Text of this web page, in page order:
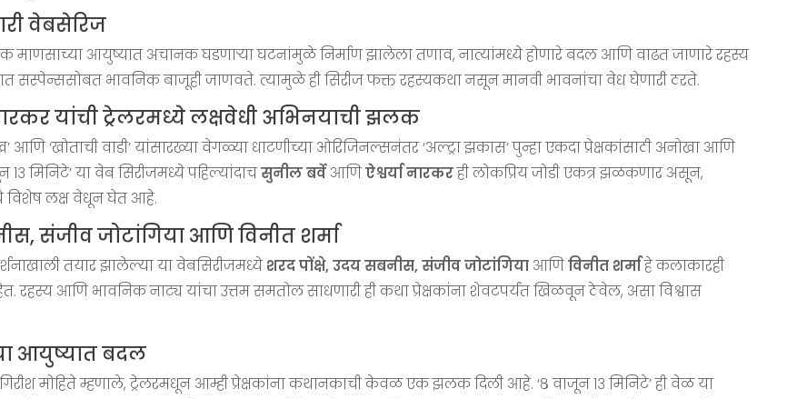
वेबसेरिज
माणसाच्या आयुष्यात अचानक घडणाऱ्या घटनांमुळे निर्माण झालेला तणाव, नात्यांमध्ये होणारे बदल आणि वाढत जाणारे रहस्य
सस्पेन्ससोबत भावनिक बाजूही जाणवते. त्यामुळे ही सिरीज फक्त रहस्यकथा नसून मानवी भावनांचा वेध घेणारी ठरते.
यांची ट्रेलरमध्ये लक्षवेधी अभिनयाची झलक
आणि ‘खोताची वाडी’ यांसारख्या वेगळ्या धाटणीच्या ओरिजिनल्सनंतर ‘अल्ट्रा झकास’ पुन्हा एकदा प्रेक्षकांसाठी अनोखा आणि
मिनिटे’ या वेब सिरीजमध्ये पहिल्यांदाचसुनील बर्वेआणिऐश्वर्या नारकरही लोकप्रिय जोडी एकत्र झळकणार असून,
विशेष लक्ष वेधून घेत आहे.
संजीव जोटांगिया आणि विनीत शर्मा
तयार झालेल्या या वेबसिरीजमध्ये शरद पोंक्षे, उदय सबनीस, संजीव जोटांगियाआणिविनीत शर्माहे कलाकारही
रहस्य आणि भावनिक नाट्य यांचा उत्तम समतोल साधणारी ही कथा प्रेक्षकांना शेवटपर्यंत खिळवून ठेवेल, असा विश्वास
आयुष्यात बदल
मोहिते म्हणाले, ट्रेलरमधून आम्ही प्रेक्षकांना कथानकाची केवळ एक झलक दिली आहे. ‘८ वाजून १३ मिनिटे’ ही वेळ या